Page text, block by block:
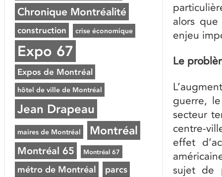
alors
enjeu
Le
guerre,
secteur
centre-
effet
sujet de
Chronique Montréalité
construction crise économique
Expo 67
Expos de Montréal
hôtel de ville de Montréal
Jean Drapeau
maires de Montréal Montréal
Montréal 65 Montréal 67
métro de Montréal parcs